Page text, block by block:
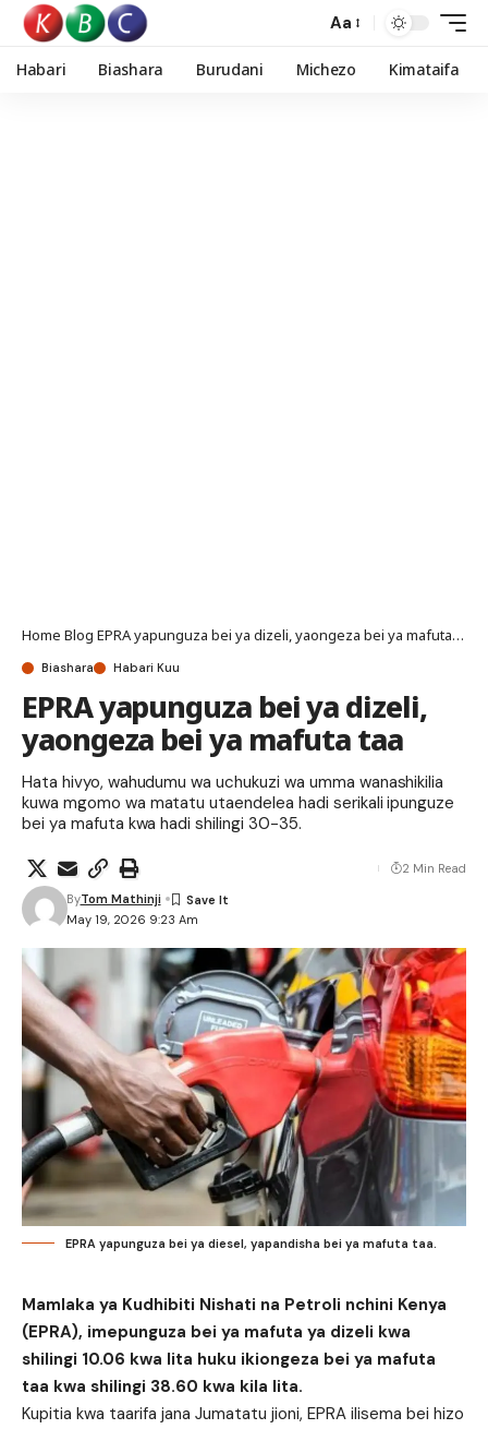
Aa
Habari Biashara Burudani Michezo Kimataifa
Home Blog EPRA yapunguza bei ya dizeli, yaongeza bei ya mafuta taa
Biashara Habari Kuu
EPRA yapunguza bei ya dizeli,
yaongeza bei ya mafuta taa
Hata hivyo, wahudumu wa uchukuzi wa umma wanashikilia
kuwa mgomo wa matatu utaendelea hadi serikali ipunguze
bei ya mafuta kwa hadi shilingi 30-35.
May 19, 2026 9:23 Am
ByTom Mathinji
2 Min Read
EPRA yapunguza bei ya diesel, yapandisha bei ya mafuta taa.
Mamlaka ya Kudhibiti Nishati na Petroli nchini Kenya
(EPRA), imepunguza bei ya mafuta ya dizeli kwa
shilingi 10.06 kwa lita huku ikiongeza bei ya mafuta
taa kwa shilingi 38.60 kwa kila lita.
Kupitia kwa taarifa jana Jumatatu jioni, EPRA ilisema bei hizo